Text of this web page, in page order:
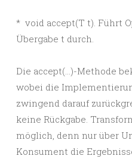
* void accept(T t). Führt
Übergabe t durch.
Die accept(…)-Methode
wobei die
zwingend darauf
keine Rückgabe.
möglich, denn nur über
Konsument die